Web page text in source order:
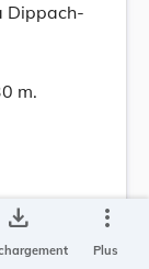
Dippach-
m.
save_alt more_vert
Plus